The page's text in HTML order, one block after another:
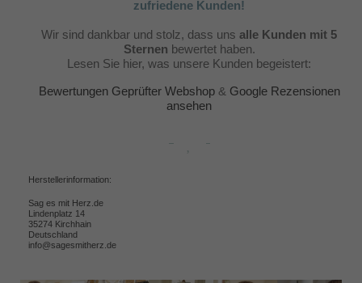
zufriedene Kunden!
Wir sind dankbar und stolz, dass uns alle Kunden mit 5
Sternen bewertet haben.
Lesen Sie hier, was unsere Kunden begeistert:
Bewertungen Geprüfter Webshop& Google Rezensionen
ansehen
Herstellerinformation:
Sag es mit Herz.de
Lindenplatz 14
35274 Kirchhain
Deutschland
info@sagesmitherz.de